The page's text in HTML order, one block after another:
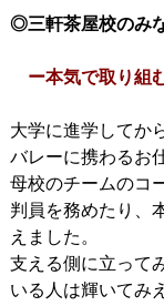
◎三軒茶屋校のみ
ー本気で取り組
大学に進学してか
バレーに携わるお
母校のチームのコ
判員を務めたり、
えました。
支える側に立って
いる人は輝いてみ